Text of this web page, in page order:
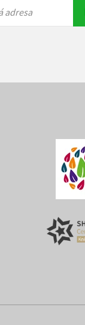
adresa